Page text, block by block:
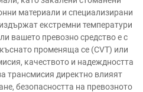
материали и специализирани
екстремни температури
вашето превозно средство е с
променяща се (CVT) или
качеството и надеждността
трансмисия директно влияят
безопасността на превозното